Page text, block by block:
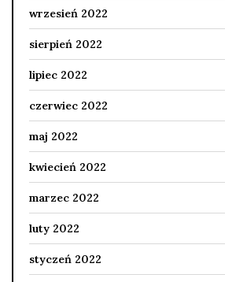
wrzesień 2022
sierpień 2022
lipiec 2022
czerwiec 2022
maj 2022
kwiecień 2022
marzec 2022
luty 2022
styczeń 2022